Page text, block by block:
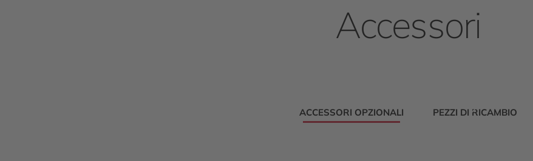
Accessori
ACCESSORI OPZIONALI PEZZI DI RICAMBIO